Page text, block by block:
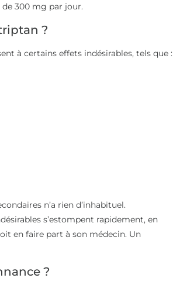
de 300 mg par jour.
?
à certains effets indésirables, tels que :
n’a rien d’inhabituel.
s’estompent rapidement, en
en faire part à son médecin. Un
?